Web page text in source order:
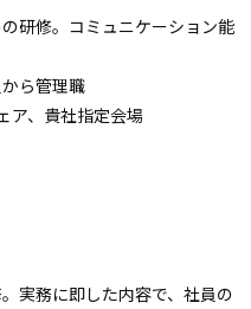
研修。コミュニケーション能
ら管理職
ア、貴社指定会場
実務に即した内容で、社員の